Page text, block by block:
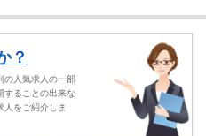
？
の人気求人の一部
することの出来な
人をご紹介しま